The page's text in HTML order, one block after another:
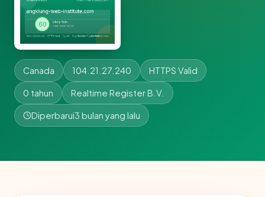
Canada 104.21.27.240 HTTPS Valid
0 tahun Realtime Register B.V.
Diperbarui3 bulan yang lalu